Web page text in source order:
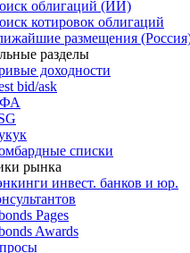
облигаций & Карты рынка
облигаций (ИИ)
котировок облигаций
размещения (Россия)
разделы
доходности
bid/ask
списки
рынка
инвест. банков и юр.